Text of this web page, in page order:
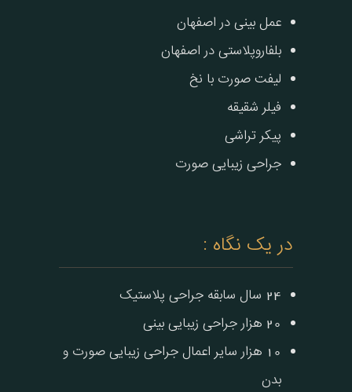
عمل بینی در اصفهان
بلفاروپلاستی در اصفهان
لیفت صورت با نخ
فیلر شقیقه
پیکر تراشی
جراحی زیبایی صورت
در یک نگاه :
24 سال سابقه جراحی پلاستیک
20 هزار جراحی زیبایی بینی
10 هزار سایر اعمال جراحی زیبایی صورت و
بدن